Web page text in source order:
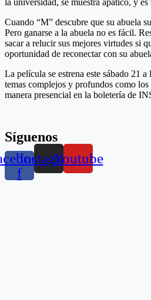
Cuando “M” descubre que su abuela
Pero ganarse a la abuela no es fácil.
sacar a relucir sus mejores virtudes si
oportunidad de reconectar con su
La película se estrena este sábado 21
temas complejos y profundos como
manera presencial en la boletería de
Síguenos
f
InstagramYoutube